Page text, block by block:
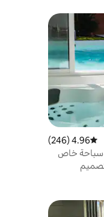
متوسط التقييم 4.96 من 5، 246 مراجعات
4.96 (246)
109 - حمام سباحة خاص